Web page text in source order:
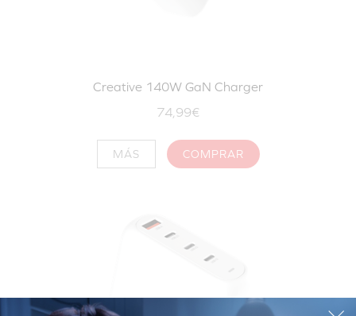
Creative 140W GaN Charger
74,99€
MÁS COMPRAR